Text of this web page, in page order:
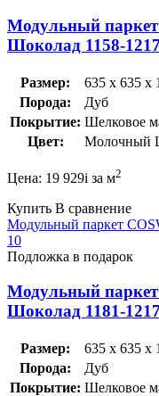
Модульный
Шоколад 1158-
Размер:
635 x 635 x
Порода:
Дуб
Покрытие: Шелковое
Цвет:
Молочный
Цена: 19 929i за м2
Купить В сравнение
Модульный паркет
10
Подложка в подарок
Модульный
Шоколад 1181-
Размер:
635 x 635 x
Порода:
Дуб
Покрытие: Шелковое